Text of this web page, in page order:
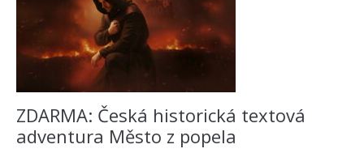
ZDARMA: Česká historická textová
adventura Město z popela